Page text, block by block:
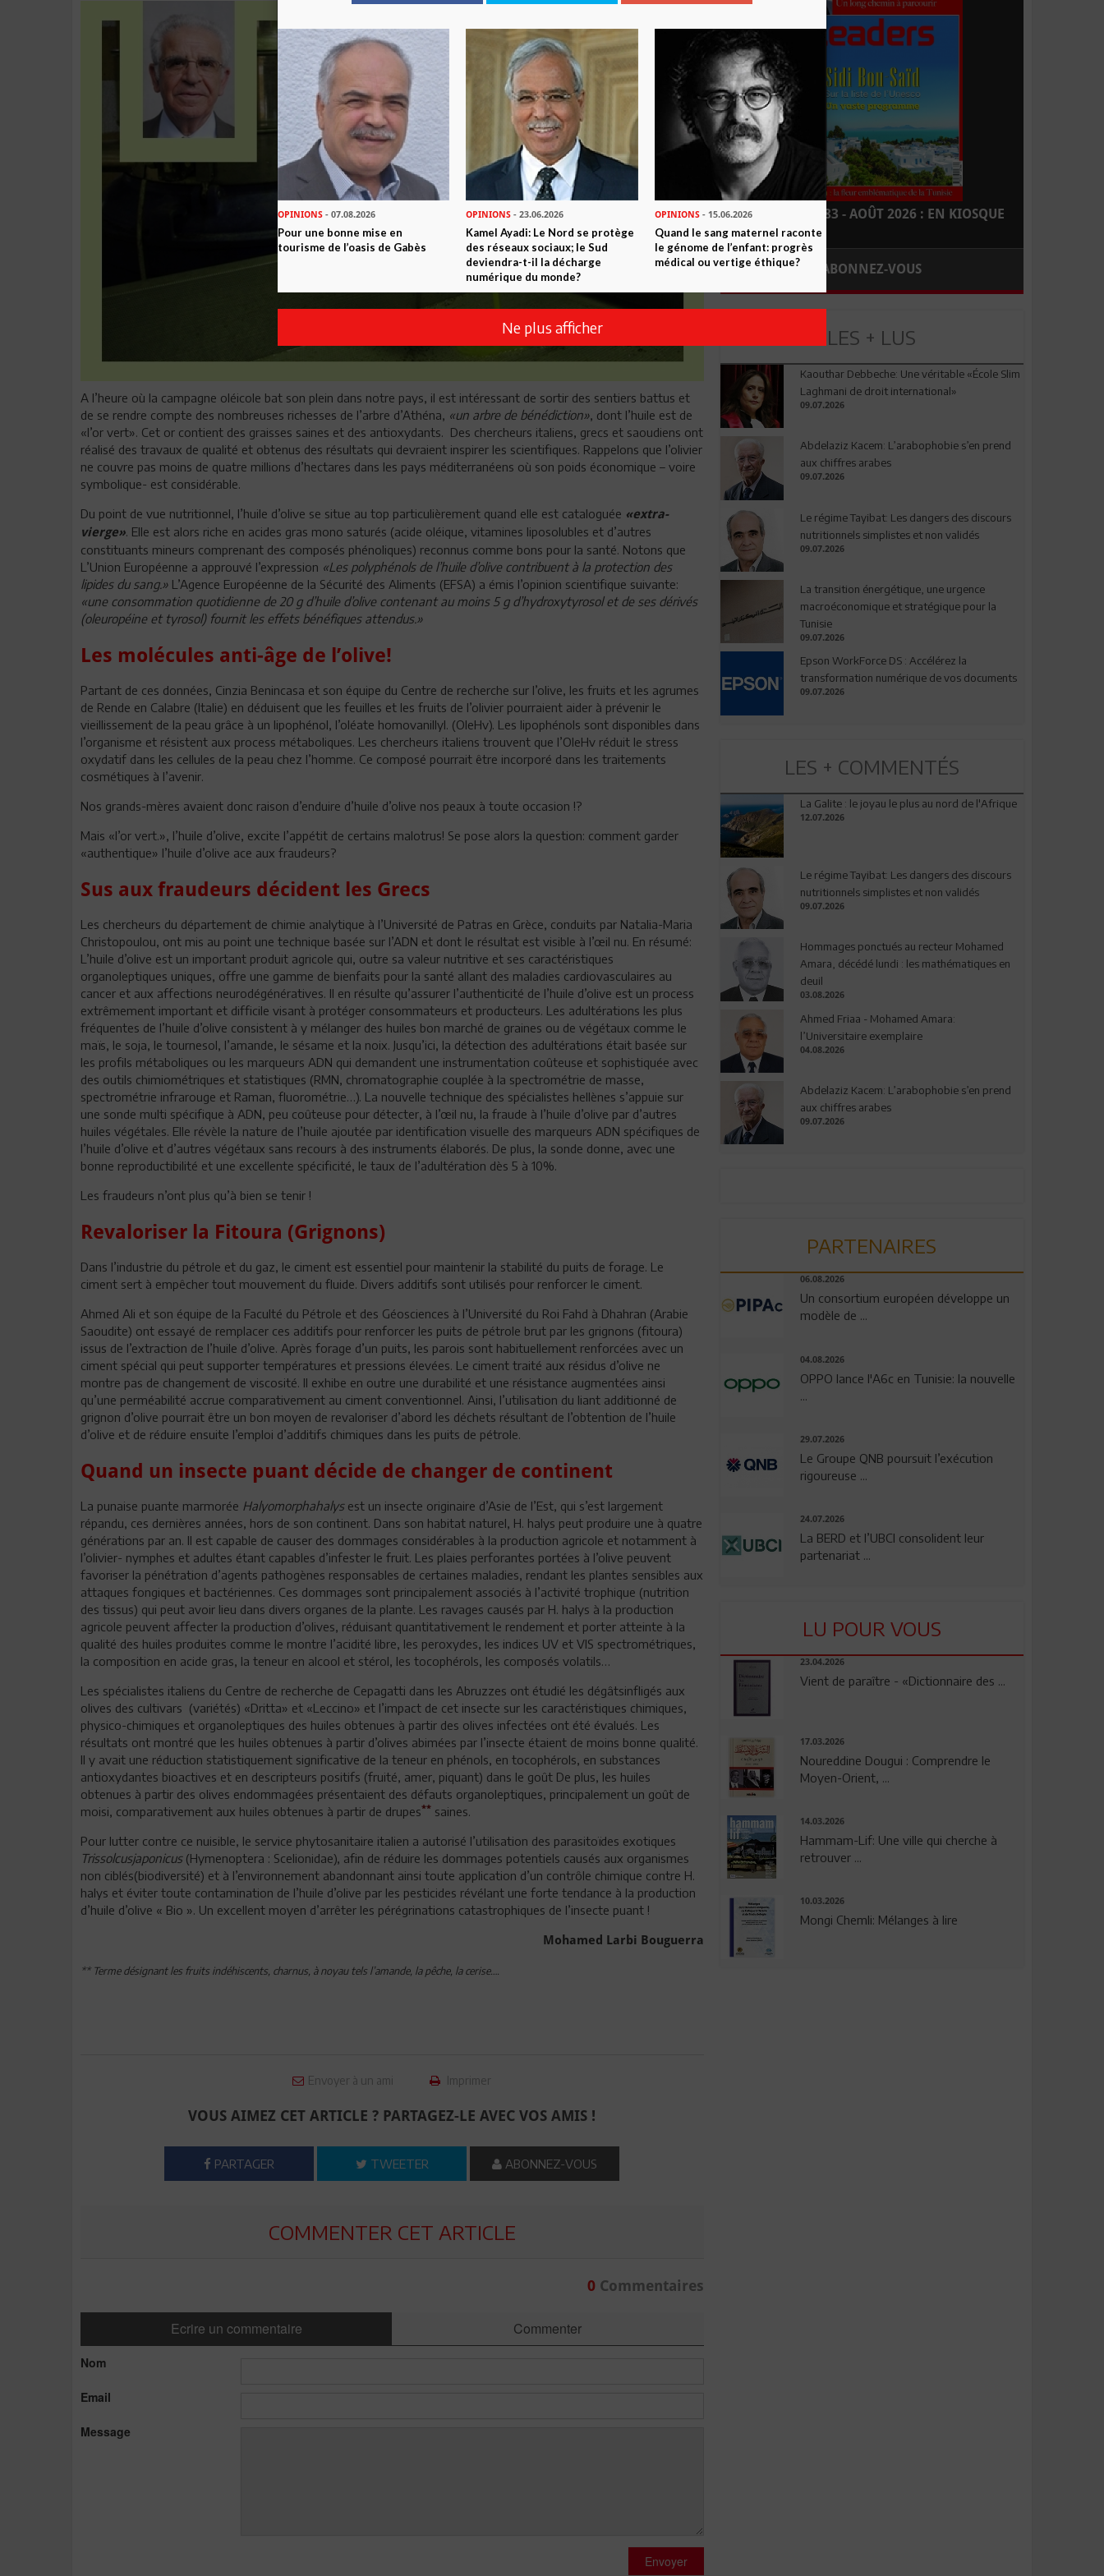
A l’heure où la campagne oléicole bat son plein dans notre pays, il est intéressant de sortir des sentiers battus et
de se rendre compte des nombreuses richesses de l’arbre d’Athéna, «un arbre de bénédiction», dont l’huile est de
«l’or vert». Cet or contient des graisses saines et des antioxydants. Des chercheurs italiens, grecs et saoudiens ont
réalisé des travaux de qualité et obtenus des résultats qui devraient inspirer les scientifiques. Rappelons que l’olivier
ne couvre pas moins de quatre millions d’hectares dans les pays méditerranéens où son poids économique – voire
symbolique- est considérable.
Du point de vue nutritionnel, l’huile d’olive se situe au top particulièrement quand elle est cataloguée «extra-
vierge». Elle est alors riche en acides gras mono saturés (acide oléique, vitamines liposolubles et d’autres
constituants mineurs comprenant des composés phénoliques) reconnus comme bons pour la santé. Notons que
L’Union Européenne a approuvé l’expression «Les polyphénols de l’huile d’olive contribuent à la protection des
lipides du sang.» L’Agence Européenne de la Sécurité des Aliments (EFSA) a émis l’opinion scientifique suivante:
«une consommation quotidienne de 20 g d’huile d’olive contenant au moins 5 g d’hydroxytyrosol et de ses dérivés
(oleuropéine et tyrosol) fournit les effets bénéfiques attendus.»
Les molécules anti-âge de l’olive!
Partant de ces données, Cinzia Benincasa et son équipe du Centre de recherche sur l’olive, les fruits et les agrumes
de Rende en Calabre (Italie) en déduisent que les feuilles et les fruits de l’olivier pourraient aider à prévenir le
vieillissement de la peau grâce à un lipophénol, l’oléate homovanillyl. (OleHv). Les lipophénols sont disponibles dans
l’organisme et résistent aux process métaboliques. Les chercheurs italiens trouvent que l’OleHv réduit le stress
oxydatif dans les cellules de la peau chez l’homme. Ce composé pourrait être incorporé dans les traitements
cosmétiques à l’avenir.
Nos grands-mères avaient donc raison d’enduire d’huile d’olive nos peaux à toute occasion !?
Mais «l’or vert.», l’huile d’olive, excite l’appétit de certains malotrus! Se pose alors la question: comment garder
«authentique» l’huile d’olive ace aux fraudeurs?
Sus aux fraudeurs décident les Grecs
Les chercheurs du département de chimie analytique à l’Université de Patras en Grèce, conduits par Natalia-Maria
Christopoulou, ont mis au point une technique basée sur l’ADN et dont le résultat est visible à l’œil nu. En résumé:
L’huile d’olive est un important produit agricole qui, outre sa valeur nutritive et ses caractéristiques
organoleptiques uniques, offre une gamme de bienfaits pour la santé allant des maladies cardiovasculaires au
cancer et aux affections neurodégénératives. Il en résulte qu’assurer l’authenticité de l’huile d’olive est un process
extrêmement important et difficile visant à protéger consommateurs et producteurs. Les adultérations les plus
fréquentes de l’huile d’olive consistent à y mélanger des huiles bon marché de graines ou de végétaux comme le
maïs, le soja, le tournesol, l’amande, le sésame et la noix. Jusqu’ici, la détection des adultérations était basée sur
les profils métaboliques ou les marqueurs ADN qui demandent une instrumentation coûteuse et sophistiquée avec
des outils chimiométriques et statistiques (RMN, chromatographie couplée à la spectrométrie de masse,
spectrométrie infrarouge et Raman, fluorométrie…). La nouvelle technique des spécialistes hellènes s’appuie sur
une sonde multi spécifique à ADN, peu coûteuse pour détecter, à l’œil nu, la fraude à l’huile d’olive par d’autres
huiles végétales. Elle révèle la nature de l’huile ajoutée par identification visuelle des marqueurs ADN spécifiques de
l’huile d’olive et d’autres végétaux sans recours à des instruments élaborés. De plus, la sonde donne, avec une
bonne reproductibilité et une excellente spécificité, le taux de l’adultération dès 5 à 10%.
Les fraudeurs n’ont plus qu’à bien se tenir !
Revaloriser la Fitoura (Grignons)
Dans l’industrie du pétrole et du gaz, le ciment est essentiel pour maintenir la stabilité du puits de forage. Le
ciment sert à empêcher tout mouvement du fluide. Divers additifs sont utilisés pour renforcer le ciment.
Ahmed Ali et son équipe de la Faculté du Pétrole et des Géosciences à l’Université du Roi Fahd à Dhahran (Arabie
Saoudite) ont essayé de remplacer ces additifs pour renforcer les puits de pétrole brut par les grignons (fitoura)
issus de l’extraction de l’huile d’olive. Après forage d’un puits, les parois sont habituellement renforcées avec un
ciment spécial qui peut supporter températures et pressions élevées. Le ciment traité aux résidus d’olive ne
montre pas de changement de viscosité. Il exhibe en outre une durabilité et une résistance augmentées ainsi
qu’une perméabilité accrue comparativement au ciment conventionnel. Ainsi, l’utilisation du liant additionné de
grignon d’olive pourrait être un bon moyen de revaloriser d’abord les déchets résultant de l’obtention de l’huile
d’olive et de réduire ensuite l’emploi d’additifs chimiques dans les puits de pétrole.
Quand un insecte puant décide de changer de continent
La punaise puante marmorée Halyomorphahalysest un insecte originaire d’Asie de l’Est, qui s’est largement
répandu, ces dernières années, hors de son continent. Dans son habitat naturel, H. halys peut produire une à quatre
générations par an. Il est capable de causer des dommages considérables à la production agricole et notamment à
l’olivier- nymphes et adultes étant capables d’infester le fruit. Les plaies perforantes portées à l’olive peuvent
favoriser la pénétration d’agents pathogènes responsables de certaines maladies, rendant les plantes sensibles aux
attaques fongiques et bactériennes. Ces dommages sont principalement associés à l’activité trophique (nutrition
des tissus) qui peut avoir lieu dans divers organes de la plante. Les ravages causés par H. halys à la production
agricole peuvent affecter la production d’olives, réduisant quantitativement le rendement et porter atteinte à la
qualité des huiles produites comme le montre l’acidité libre, les peroxydes, les indices UV et VIS spectrométriques,
la composition en acide gras, la teneur en alcool et stérol, les tocophérols, les composés volatils…
Les spécialistes italiens du Centre de recherche de Cepagatti dans les Abruzzes ont étudié les dégâtsinfligés aux
olives des cultivars (variétés) «Dritta» et «Leccino» et l’impact de cet insecte sur les caractéristiques chimiques,
physico-chimiques et organoleptiques des huiles obtenues à partir des olives infectées ont été évalués. Les
résultats ont montré que les huiles obtenues à partir d’olives abimées par l’insecte étaient de moins bonne qualité.
Il y avait une réduction statistiquement significative de la teneur en phénols, en tocophérols, en substances
antioxydantes bioactives et en descripteurs positifs (fruité, amer, piquant) dans le goût De plus, les huiles
obtenues à partir des olives endommagées présentaient des défauts organoleptiques, principalement un goût de
moisi, comparativement aux huiles obtenues à partir de drupes** saines.
Pour lutter contre ce nuisible, le service phytosanitaire italien a autorisé l’utilisation des parasitoïdes exotiques
Trissolcusjaponicus(Hymenoptera : Scelionidae), afin de réduire les dommages potentiels causés aux organismes
non ciblés(biodiversité) et à l’environnement abandonnant ainsi toute application d’un contrôle chimique contre H.
halys et éviter toute contamination de l’huile d’olive par les pesticides révélant une forte tendance à la production
d’huile d’olive « Bio ». Un excellent moyen d’arrêter les pérégrinations catastrophiques de l’insecte puant !
Mohamed Larbi Bouguerra
** Terme désignant les fruits indéhiscents, charnus, à noyau tels l’amande, la pêche, la cerise….
Envoyer à un ami Imprimer
VOUS AIMEZ CET ARTICLE ? PARTAGEZ-LE AVEC VOS AMIS !
PARTAGER TWEETER ABONNEZ-VOUS
COMMENTER CET ARTICLE
0Commentaires
Ecrire un commentaire Commenter
Nom
Email
Message
Envoyer
LEADERS N° 183 - AOÛT 2026 : EN KIOSQUE
ABONNEZ-VOUS
LES + LUS
Kaouthar Debbeche: Une véritable «École Slim
Laghmani de droit international»
09.07.2026
Abdelaziz Kacem: L’arabophobie s’en prend
aux chiffres arabes
09.07.2026
Le régime Tayibat: Les dangers des discours
nutritionnels simplistes et non validés
09.07.2026
La transition énergétique, une urgence
macroéconomique et stratégique pour la
Tunisie
09.07.2026
Epson WorkForce DS : Accélérez la
transformation numérique de vos documents
09.07.2026
LES + COMMENTÉS
La Galite : le joyau le plus au nord de l'Afrique
12.07.2026
Le régime Tayibat: Les dangers des discours
nutritionnels simplistes et non validés
09.07.2026
Hommages ponctués au recteur Mohamed
Amara, décédé lundi : les mathématiques en
deuil
03.08.2026
Ahmed Friaa - Mohamed Amara:
l’Universitaire exemplaire
04.08.2026
Abdelaziz Kacem: L’arabophobie s’en prend
aux chiffres arabes
09.07.2026
PARTENAIRES
06.08.2026
Un consortium européen développe un
modèle de ...
04.08.2026
OPPO lance l'A6c en Tunisie: la nouvelle
29.07.2026
Le Groupe QNB poursuit l’exécution
rigoureuse ...
24.07.2026
La BERD et l’UBCI consolident leur
partenariat ...
LU POUR VOUS
23.04.2026
Vient de paraître - «Dictionnaire des ...
17.03.2026
Noureddine Dougui : Comprendre le
Moyen-Orient, ...
14.03.2026
Hammam-Lif: Une ville qui cherche à
retrouver ...
10.03.2026
Mongi Chemli: Mélanges à lire
OPINIONS - 07.08.2026
Pour une bonne mise en
tourisme de l’oasis de Gabès
OPINIONS - 23.06.2026
Kamel Ayadi: Le Nord se protège
des réseaux sociaux; le Sud
deviendra-t-il la décharge
numérique du monde?
OPINIONS- 15.06.2026
Quand le sang maternel raconte
le génome de l’enfant: progrès
médical ou vertige éthique?
Ne plus afficher